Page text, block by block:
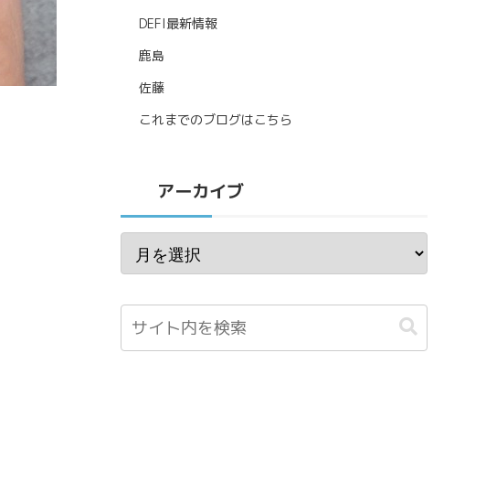
DEFI最新情報
鹿島
佐藤
これまでのブログはこちら
アーカイブ